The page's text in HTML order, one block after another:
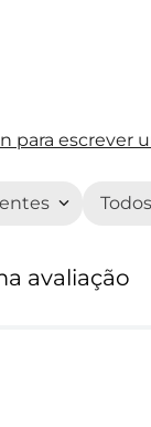
para escrever
Todos
avaliação